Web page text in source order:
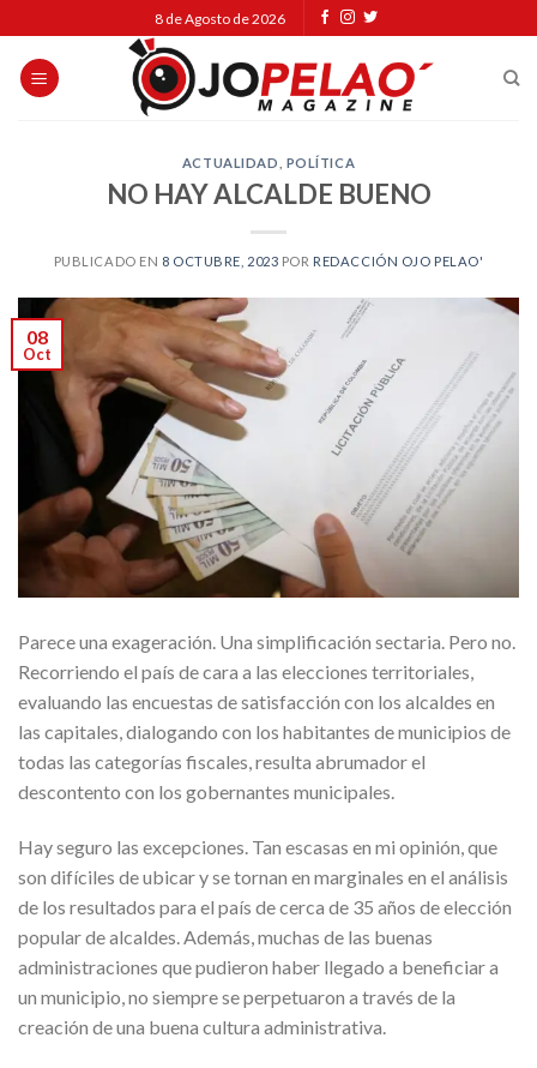
to
content
8 de Agosto de 2026
ACTUALIDAD POLÍTICA
NO HAY ALCALDE BUENO
PUBLICADO EN 8 OCTUBRE, 2023 POR REDACCIÓN OJO PELAO'
08
Oct
Parece una exageración. Una simplificación sectaria. Pero no.
Recorriendo el país de cara a las elecciones territoriales,
evaluando las encuestas de satisfacción con los alcaldes en
las capitales, dialogando con los habitantes de municipios de
todas las categorías fiscales, resulta abrumador el
descontento con los gobernantes municipales.
Hay seguro las excepciones. Tan escasas en mi opinión, que
son difíciles de ubicar y se tornan en marginales en el análisis
de los resultados para el país de cerca de 35 años de elección
popular de alcaldes. Además, muchas de las buenas
administraciones que pudieron haber llegado a beneficiar a
un municipio, no siempre se perpetuaron a través de la
creación de una buena cultura administrativa.